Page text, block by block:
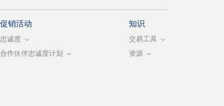
促销活动
忠诚度
合作伙伴忠诚度计划
知识
交易工具
资源